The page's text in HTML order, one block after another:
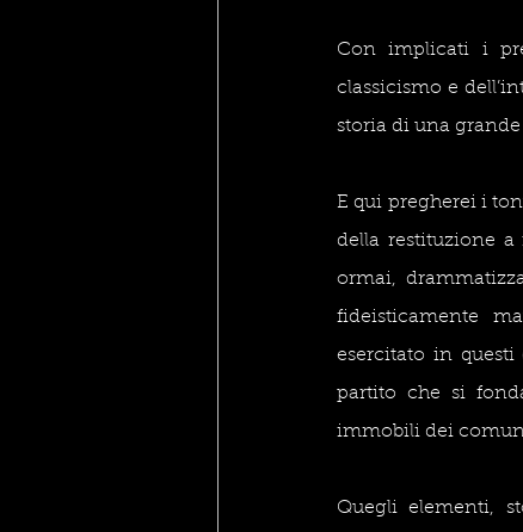
Con implicati i
classicismo e
storia di una
E qui pregherei i
della restituzione
ormai,
fideisticamente
esercitato in
partito che si
immobili dei
Quegli elementi,